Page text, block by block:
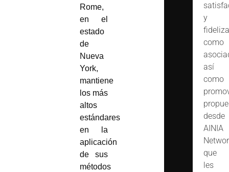
Rome,
en el
estado
de
Nueva
York,
mantiene
los más
altos
estándares
en la
aplicación
de sus
métodos
y
como
así
como
desde
AINIA
que
les